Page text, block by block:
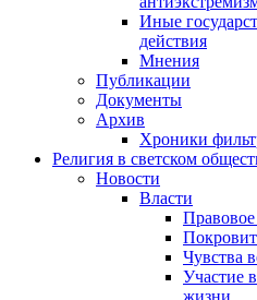
Иные
действия
Мнения
Публикации
Документы
Архив
Хроники
Религия в светском
Новости
Власти
Правовое
Чувства
Участие